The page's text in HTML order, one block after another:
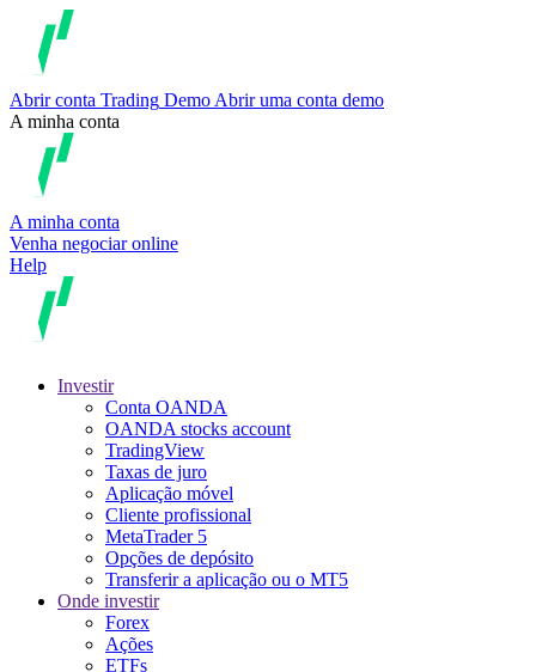
Abrir conta Trading Demo Abrir uma conta demo
A minha conta
A minha conta
Venha negociar online
Help
Investir
Conta OANDA
OANDA stocks account
TradingView
Taxas de juro
Aplicação móvel
Cliente profissional
MetaTrader 5
Opções de depósito
Transferir a aplicação ou o MT5
Onde investir
Forex
Ações
ETFs